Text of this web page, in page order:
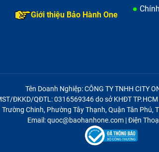
một vài phím hoặc phím bị lún xuống,...
Giới thiệu Bảo Hành One
Tên Doanh Nghiệp: CÔNG TY TNHH CITY
ĐKKD/QĐTL: 0316569346 do sở KHĐT
Trường Chinh, Phường Tây Thạnh, Quận Tân Phú,
Email: quoc@baohanhone.com | Điện